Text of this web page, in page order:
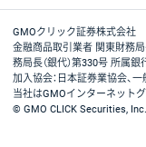
取引規程・約款
最良執行方針
ディスクレイマー
リスク説明
GMOクリック証券
GMOクリック証券株式会社
金融商品取引業者 関東財務局
務局長（銀代）第330号 所属
加入協会：日本証券業協会、
当社はGMOインターネットグ
© GMO CLICK Securities, Inc.